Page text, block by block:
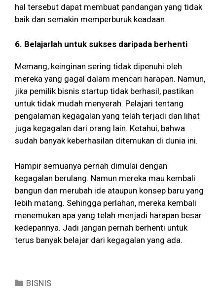
hal tersebut dapat membuat pandangan yang tidak
baik dan semakin memperburuk keadaan.
6. Belajarlah untuk sukses daripada berhenti
Memang, keinginan sering tidak dipenuhi oleh
mereka yang gagal dalam mencari harapan. Namun,
jika pemilik bisnis startup tidak berhasil, pastikan
untuk tidak mudah menyerah. Pelajari tentang
pengalaman kegagalan yang telah terjadi dan lihat
juga kegagalan dari orang lain. Ketahui, bahwa
sudah banyak keberhasilan ditemukan di dunia ini.
Hampir semuanya pernah dimulai dengan
kegagalan berulang. Namun mereka mau kembali
bangun dan merubah ide ataupun konsep baru yang
lebih matang. Sehingga perlahan, mereka kembali
menemukan apa yang telah menjadi harapan besar
kedepannya. Jadi jangan pernah berhenti untuk
terus banyak belajar dari kegagalan yang ada.
Categories
BISNIS